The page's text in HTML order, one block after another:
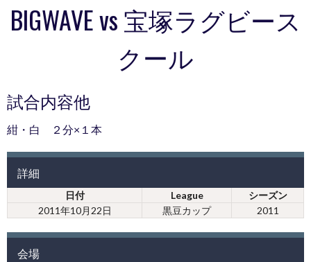
BIGWAVE vs 宝塚ラグビース
クール
試合内容他
紺・白 ２分×１本
詳細
日付 League
シーズン
2011年10月22日
黒豆カップ 2011
会場